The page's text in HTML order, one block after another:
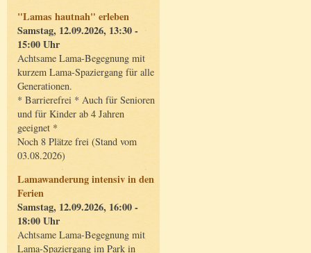
"Lamas hautnah" erleben
Samstag, 12.09.2026, 13:30 -
15:00 Uhr
Achtsame Lama-Begegnung mit
kurzem Lama-Spaziergang für alle
Generationen.
* Barrierefrei * Auch für Senioren
und für Kinder ab 4 Jahren
geeignet *
Noch 8 Plätze frei (Stand vom
03.08.2026)
Lamawanderung intensiv in den
Ferien
Samstag, 12.09.2026, 16:00 -
18:00 Uhr
Achtsame Lama-Begegnung mit
Lama-Spaziergang im Park in